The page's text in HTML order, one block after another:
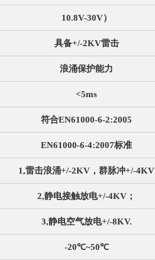
10.8V-30V）
具备+/-2KV雷击
浪涌保护能力
<5ms
符合EN61000-6-2:2005
EN61000-6-4:2007标准
1,雷击浪涌+/-2KV，群脉冲+/-4KV
2,静电接触放电+/-4KV；
3,静电空气放电+/-8KV.
-20℃~50℃